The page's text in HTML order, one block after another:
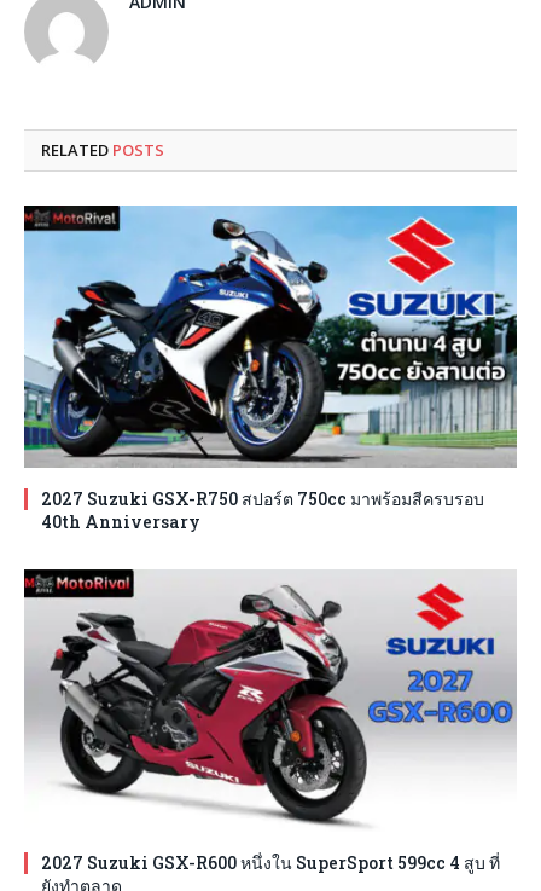
RELATED POSTS
2027 Suzuki GSX-R750 สปอร์ต 750cc มาพร้อมสีครบรอบ
40th Anniversary
2027 Suzuki GSX-R600 หนึ่งใน SuperSport 599cc 4 สูบ ที่
ยังทำตลาด